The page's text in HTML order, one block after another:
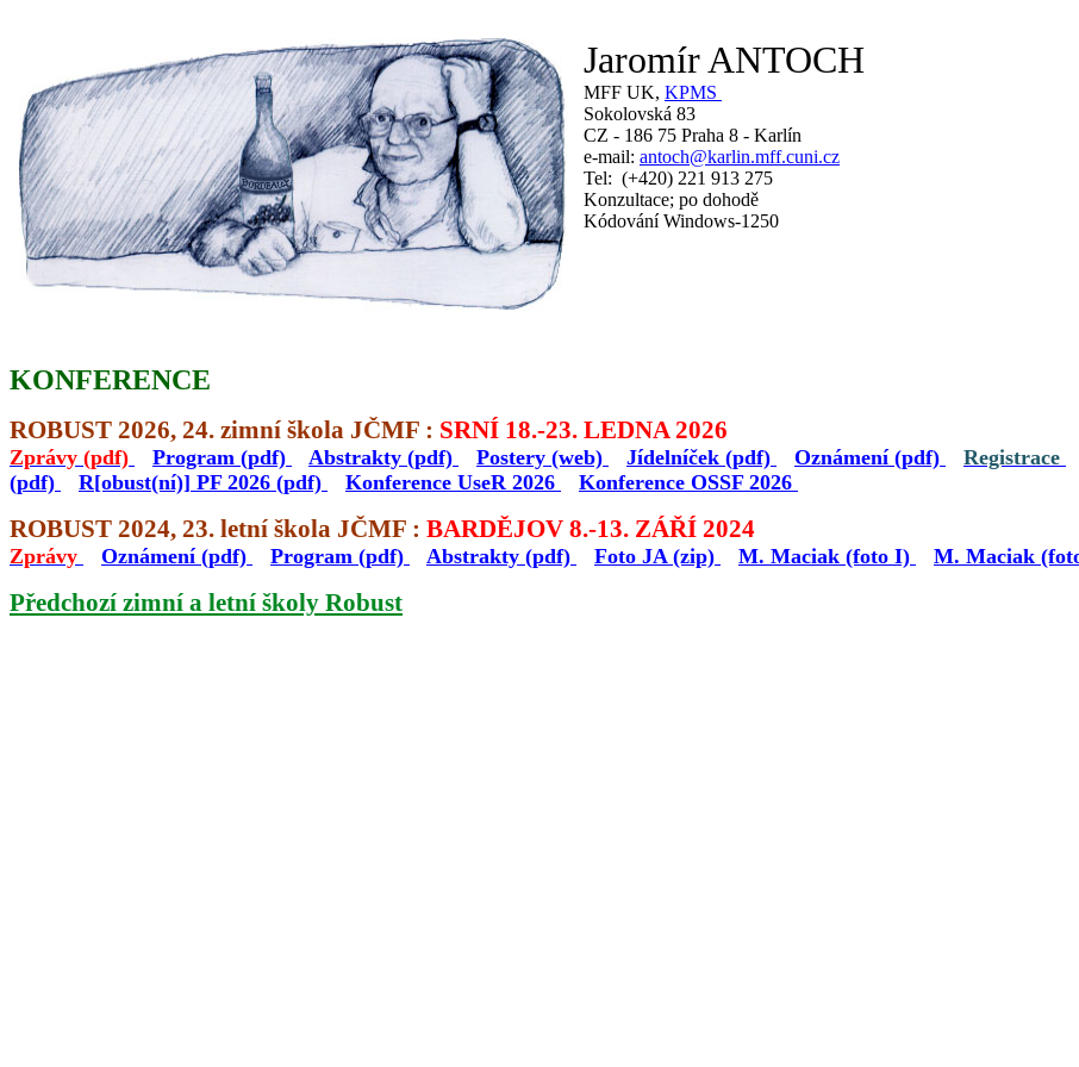
Jaromír ANTOCH
MFF UK, KPMS
Sokolovská 83
CZ - 186 75 Praha 8 - Karlín
e-mail: antoch@karlin.mff.cuni.cz
Tel: (+420) 221 913 275
Konzultace; po dohodě
Kódování Windows-1250
KONFERENCE
ROBUST 2026, 24. zimní škola JČMF : SRNÍ 18.-23. LEDNA 2026
Zprávy (pdf) Program (pdf) Abstrakty (pdf) Postery (web) Jídelníček (pdf) Oznámení (pdf) Registrace
(pdf)
R[obust(ní)] PF 2026 (pdf) Konference UseR 2026 Konference OSSF 2026
ROBUST 2024, 23. letní škola JČMF : BARDĚJOV 8.-13. ZÁŘÍ 2024
Zprávy Oznámení (pdf) Program (pdf) Abstrakty (pdf) Foto JA (zip) M. Maciak (foto I) M. Maciak
Předchozí zimní a letní školy Robust